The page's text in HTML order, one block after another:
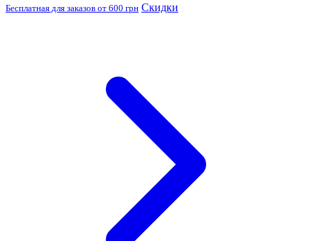
Бесплатная для заказов от 600 грн Скидки